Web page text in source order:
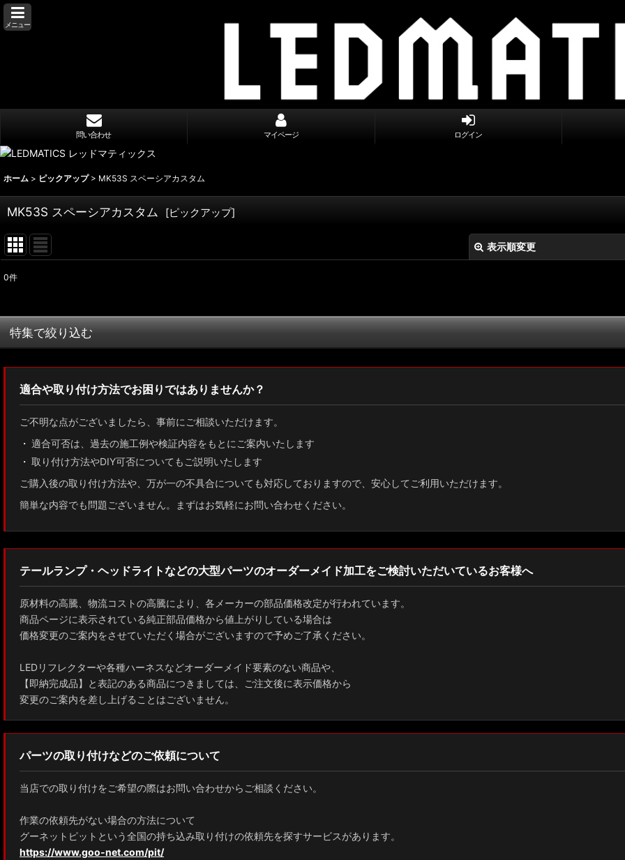
メニュー
問い合わせ マイページ ログイン
ホーム > ピックアップ > MK53S スペーシアカスタム
MK53S スペーシアカスタム [ピックアップ]
表示順変更
並び順:
0件
特集で絞り込む
ZN8 GR86
GUN125 ハイラックス
AXUH80/85 MXUA80/85 ハリアー
MXAA54 AXAH54/52 RAV4
ZVG11/ZSG10 カローラクロス
ZWE211W/ZWE214W/ZRE212W/NRE210W カローラツーリング
ZWE211H/NRE210H/NRE214H カローラスポーツ
GXPA16 MXPA12 GRヤリス
MXPH10/MXPA10/MXBA10/KSP210 ヤリス
MXPJ10/15 MXPB10/15 ヤリスクロス
ZYX10 NGX50 C-HR
AAHH40W/AAHH45W/TAHA40W ヴェルファイア
AAHH40W/AAHH45W/AGH40W アルファード
適合や取り付け方法でお困りではありませんか？
ご不明な点がございましたら、事前にご相談いただけます。
適合可否は、過去の施工例や検証内容をもとにご案内いたします
取り付け方法やDIY可否についてもご説明いたします
ご購入後の取り付け方法や、万が一の不具合についても対応しておりますので、安心してご利用いただけます。
簡単な内容でも問題ございません。まずはお気軽にお問い合わせください。
テールランプ・ヘッドライトなどの大型パーツのオーダーメイド加工をご検討いただいているお客様へ
原材料の高騰、物流コストの高騰により、各メーカーの部品価格改定が行われています。
商品ページに表示されている純正部品価格から値上がりしている場合は
価格変更のご案内をさせていただく場合がございますので予めご了承ください。
LEDリフレクターや各種ハーネスなどオーダーメイド要素のない商品や、
【即納完成品】と表記のある商品につきましては、ご注文後に表示価格から
変更のご案内を差し上げることはございません。
パーツの取り付けなどのご依頼について
当店での取り付けをご希望の際はお問い合わせからご相談ください。
作業の依頼先がない場合の方法について
グーネットピットという全国の持ち込み取り付けの依頼先を探すサービスがあります。
https://www.goo-net.com/pit/